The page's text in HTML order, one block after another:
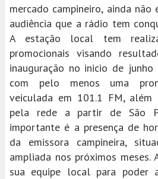
mercado campineiro, ainda
audiência que a rádio tem
A estação local tem
promocionais visando
inauguração no inicio de
com pelo menos uma
veiculada em 101.1 FM, além
pela rede a partir de São
importante é a presença de
da emissora campineira,
ampliada nos próximos meses.
sua equipe local para poder